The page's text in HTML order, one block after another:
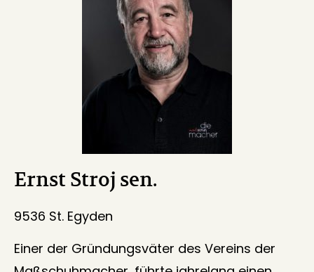
Ernst Stroj sen.
9536 St. Egyden
Einer der Gründungsväter des Vereins der